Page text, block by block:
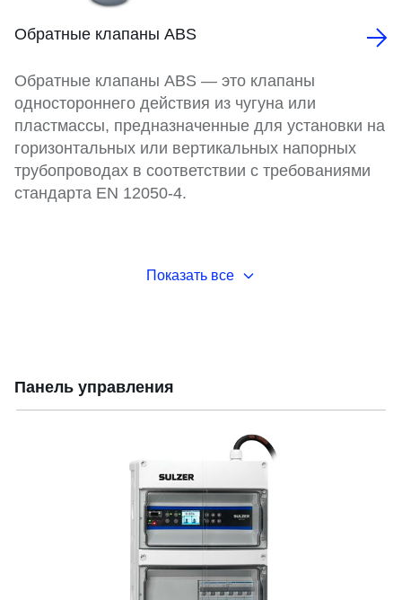
Обратные клапаны ABS
Обратные клапаны ABS — это клапаны
одностороннего действия из чугуна или
пластмассы, предназначенные для установки на
горизонтальных или вертикальных напорных
трубопроводах в соответствии с требованиями
стандарта EN 12050-4.
Показать все
Панель управления